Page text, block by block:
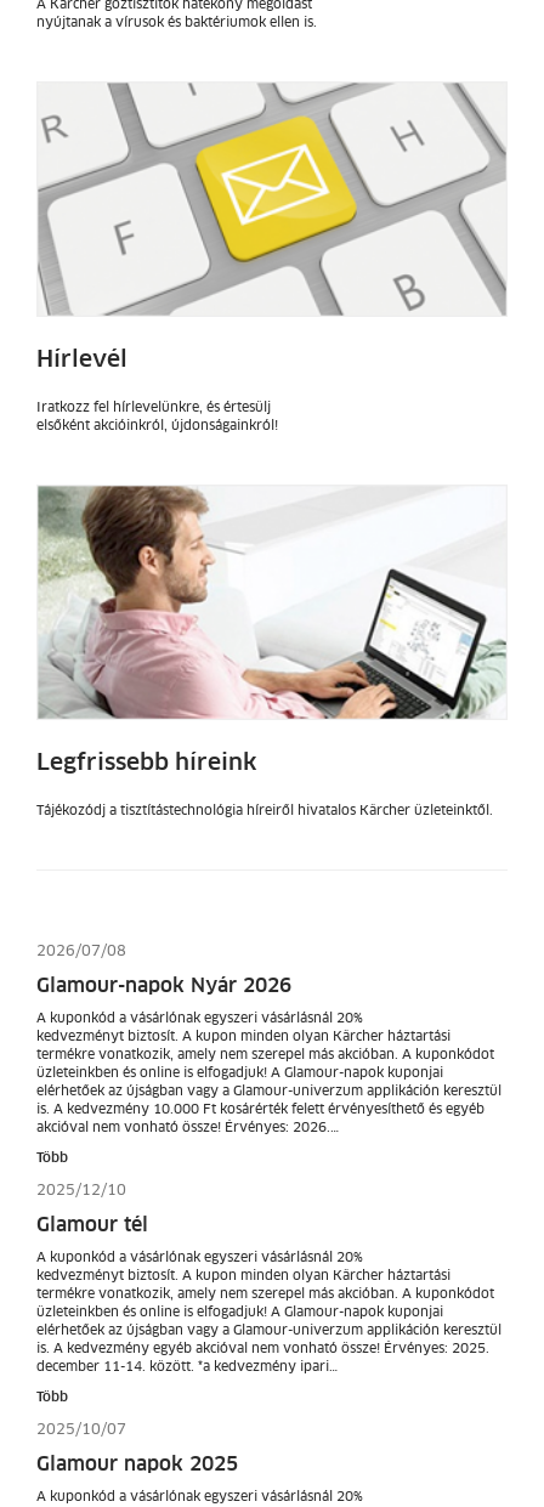
A Kärcher gőztisztítók hatékony megoldást
nyújtanak a vírusok és baktériumok ellen is.
Hírlevél
Iratkozz fel hírlevelünkre, és értesülj
elsőként akcióinkról, újdonságainkról!
Legfrissebb híreink
Tájékozódj a tisztítástechnológia híreiről hivatalos Kärcher üzleteinktől.
2026/07/08
Glamour-napok Nyár 2026
A kuponkód a vásárlónak egyszeri vásárlásnál 20%
kedvezményt biztosít. A kupon minden olyan Kärcher háztartási
termékre vonatkozik, amely nem szerepel más akcióban. A kuponkódot
üzleteinkben és online is elfogadjuk! A Glamour-napok kuponjai
elérhetőek az újságban vagy a Glamour-univerzum applikáción keresztül
is. A kedvezmény 10.000 Ft kosárérték felett érvényesíthető és egyéb
akcióval nem vonható össze! Érvényes: 2026.…
Több
2025/12/10
Glamour tél
A kuponkód a vásárlónak egyszeri vásárlásnál 20%
kedvezményt biztosít. A kupon minden olyan Kärcher háztartási
termékre vonatkozik, amely nem szerepel más akcióban. A kuponkódot
üzleteinkben és online is elfogadjuk! A Glamour-napok kuponjai
elérhetőek az újságban vagy a Glamour-univerzum applikáción keresztül
is. A kedvezmény egyéb akcióval nem vonható össze! Érvényes: 2025.
december 11-14. között. *a kedvezmény ipari…
Több
2025/10/07
Glamour napok 2025
A kuponkód a vásárlónak egyszeri vásárlásnál 20%